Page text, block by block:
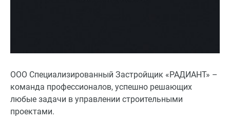
ООО Специализированный Застройщик «РАДИАНТ» –
команда профессионалов, успешно решающих
любые задачи в управлении строительными
проектами.